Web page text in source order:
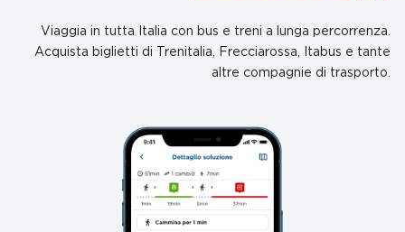
Viaggia in tutta Italia con bus e treni a lunga percorrenza.
Acquista biglietti di Trenitalia, Frecciarossa, Itabus e tante
altre compagnie di trasporto.